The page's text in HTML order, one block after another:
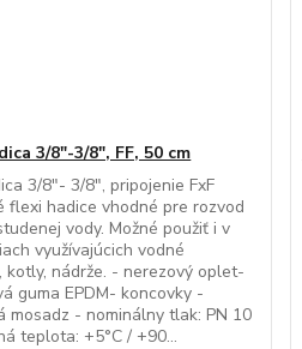
3/8"-3/8", FF, 50 cm
3/8"- 3/8", pripojenie FxF
flexi hadice vhodné pre rozvod
vody. Možné použiť i v
využívajúcich vodné
kotly, nádrže. - nerezový oplet-
guma EPDM- koncovky -
mosadz - nominálny tlak: PN 10
teplota: +5°C / +90...